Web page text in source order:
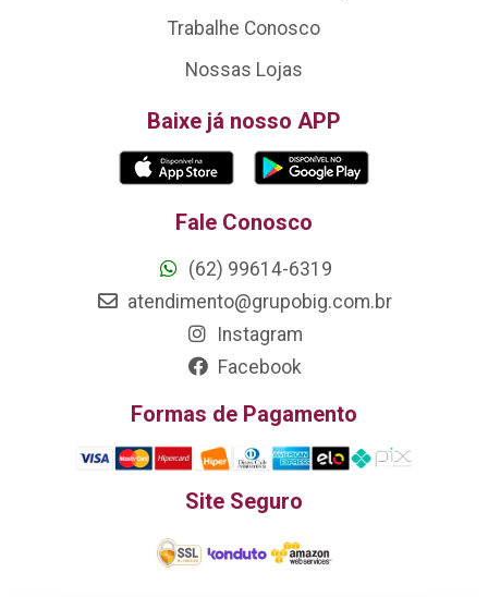
Trabalhe Conosco
Nossas Lojas
Baixe já nosso APP
Fale Conosco
(62) 99614-6319
atendimento@grupobig.com.br
Instagram
Facebook
Formas de Pagamento
Site Seguro